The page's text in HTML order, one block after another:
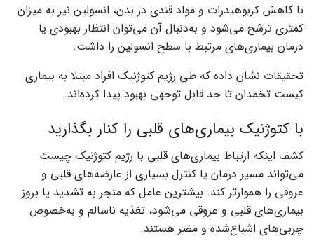
با کاهش کربوهیدرات و مواد قندی در بدن، انسولین نیز به میزان
کمتری ترشح می‌شود ‌و به‌دنبال آن می‌توان انتظار بهبودی یا
درمان بیماری‌های مرتبط با سطح انسولین را داشت‌.
تحقیقات نشان داده که طی رژیم کتوژنیک افراد مبتلا به بیماری
کیست تخمدان تا حد قابل توجهی بهبود پیدا کرده‌اند.
با کتوژنیک بیماری‌های قلبی را کنار بگذارید
کشف اینکه ارتباط بیماری‌های قلبی با رژیم کتوژنیک چیست
می‌تواند مسیر درمان یا کنترل بسیاری از عارضه‌های قلبی و
عروقی را هموارتر کند.‌ بیشترین عامل که منجر به تشدید یا بروز
بیماری‌های قلبی و عروقی می‌شود، تغذیه ناسالم و به‌خصوص
چربی‌های اشباع‌شده و مضر هستند.